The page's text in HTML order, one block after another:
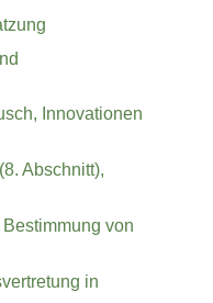
Innovationen
Abschnitt),
von
in